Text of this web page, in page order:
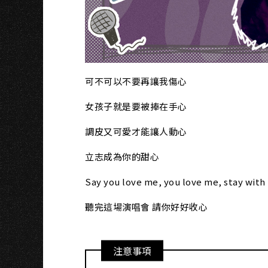
可不可以不要再讓我傷心
女孩子就是要被捧在手心
調皮又可愛才能讓人動心
立志成為你的甜心
Say you love me, you love me, stay with
聽完這場演唱會 請你好好收心
注意事項